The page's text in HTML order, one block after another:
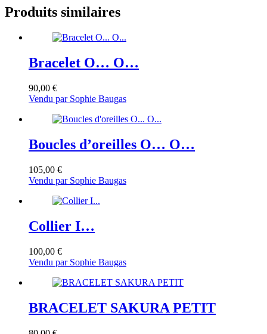
Produits similaires
Bracelet O… O…
90,00 €
Vendu par Sophie Baugas
Boucles d’oreilles O… O…
105,00 €
Vendu par Sophie Baugas
Collier I…
100,00 €
Vendu par Sophie Baugas
BRACELET SAKURA PETIT